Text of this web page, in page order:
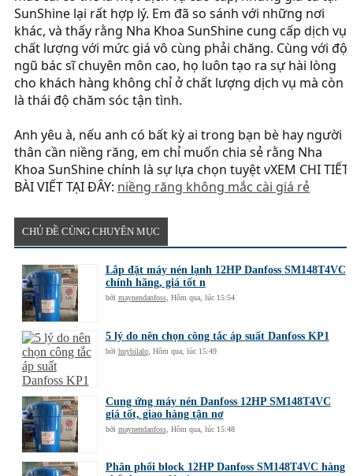
SunShine lại rất hợp lý. Em đã so sánh với những nơi
khác, và thấy rằng Nha Khoa SunShine cung cấp dịch vụ
chất lượng với mức giá vô cùng phải chăng. Cùng với đội
ngũ bác sĩ chuyên môn cao, họ luôn tạo ra sự hài lòng
cho khách hàng không chỉ ở chất lượng dịch vụ mà còn
là thái độ chăm sóc tận tình.
Anh yêu à, nếu anh có bất kỳ ai trong bạn bè hay người
thân cần niềng răng, em chỉ muốn chia sẻ rằng Nha
Khoa SunShine chính là sự lựa chọn tuyệt vXEM CHI TIẾT
BÀI VIẾT TẠI ĐÂY: niềng răng không mắc cài giá rẻ
CHỦ ĐỀ CÙNG CHUYÊN MỤC
Lắp đặt máy nén lạnh 12HP Danfoss SM148T4VC
chính hãng, giá tốt n
bởi maynendanfoss, Hôm qua, lúc 15:54
5 lý do nên chọn công tắc áp suất Danfoss KP1
bởi huybilalo, Hôm qua, lúc 15:49
Cung ứng máy nén Danfoss 12HP SM148T4VC
giá tốt, giao hàng tận nơ
bởi maynendanfoss, Hôm qua, lúc 15:48
Phân phối block 12HP Danfoss SM148T4VC hàng